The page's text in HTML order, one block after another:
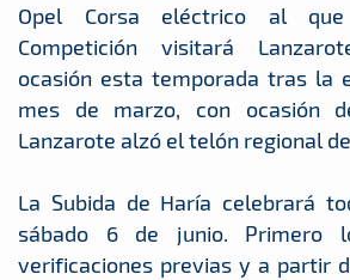
Opel Corsa eléctrico al
Competición visitará
ocasión esta temporada tras la
mes de marzo, con ocasión
Lanzarote alzó el telón regional
La Subida de Haría celebrará
sábado 6 de junio. Primero
verificaciones previas y a partir